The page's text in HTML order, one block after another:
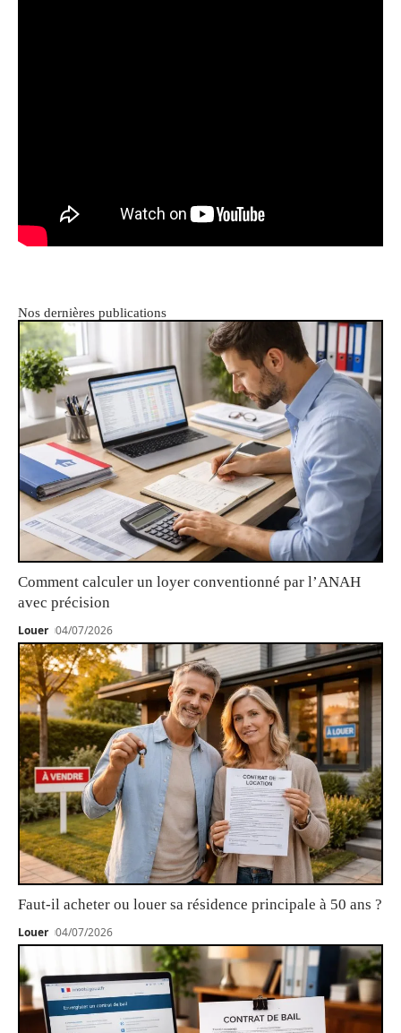
Nos dernières publications
Comment calculer un loyer conventionné par l’ANAH
avec précision
Louer 04/07/2026
Faut-il acheter ou louer sa résidence principale à 50 ans ?
Louer 04/07/2026